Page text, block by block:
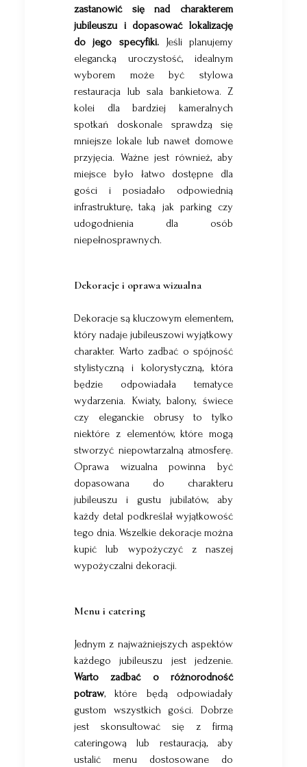
zastanowić się nad charakterem
jubileuszu i dopasować lokalizację
do jego specyfiki. Jeśli planujemy
elegancką uroczystość, idealnym
wyborem może być stylowa
restauracja lub sala bankietowa. Z
kolei dla bardziej kameralnych
spotkań doskonale sprawdzą się
mniejsze lokale lub nawet domowe
przyjęcia. Ważne jest również, aby
miejsce było łatwo dostępne dla
gości i posiadało odpowiednią
infrastrukturę, taką jak parking czy
udogodnienia dla osób
niepełnosprawnych.
Dekoracje i oprawa wizualna
Dekoracje są kluczowym elementem,
który nadaje jubileuszowi wyjątkowy
charakter. Warto zadbać o spójność
stylistyczną i kolorystyczną, która
będzie odpowiadała tematyce
wydarzenia. Kwiaty, balony, świece
czy eleganckie obrusy to tylko
niektóre z elementów, które mogą
stworzyć niepowtarzalną atmosferę.
Oprawa wizualna powinna być
dopasowana do charakteru
jubileuszu i gustu jubilatów, aby
każdy detal podkreślał wyjątkowość
tego dnia. Wszelkie dekoracje można
kupić lub wypożyczyć z naszej
wypożyczalni dekoracji.
Menu i catering
Jednym z najważniejszych aspektów
każdego jubileuszu jest jedzenie.
Warto zadbać o różnorodność
potraw, które będą odpowiadały
gustom wszystkich gości. Dobrze
jest skonsultować się z firmą
cateringową lub restauracją, aby
ustalić menu dostosowane do